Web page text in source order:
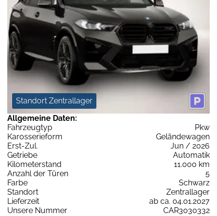
Standort Zentrallager
Allgemeine Daten:
Fahrzeugtyp
Pkw
Karosserieform
Geländewagen
Erst-Zul.
Jun / 2026
Getriebe
Automatik
Kilometerstand
11.000 km
Anzahl der Türen
5
Farbe
Schwarz
Standort
Zentrallager
Lieferzeit
ab ca. 04.01.2027
Unsere Nummer
CAR3030332